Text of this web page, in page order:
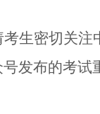
考生密切关
发布的考试